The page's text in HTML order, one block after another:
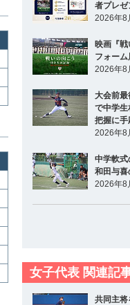
者プレゼ
2026年8
映画『戦
フォーム
2026年8
大会前最
で中学生
把握に手
2026年8
中学軟式
和田与喜
2026年8
女子代表 関連記
共同主将